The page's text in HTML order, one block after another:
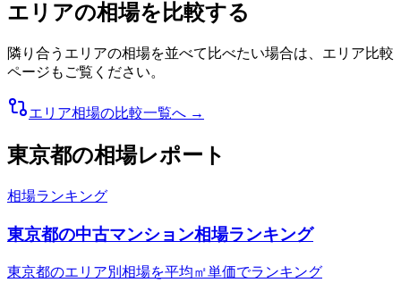
エリアの相場を比較する
隣り合うエリアの相場を並べて比べたい場合は、エリア比較
ページもご覧ください。
エリア相場の比較一覧へ →
東京都の相場レポート
相場ランキング
東京都の中古マンション相場ランキング
東京都のエリア別相場を平均㎡単価でランキング